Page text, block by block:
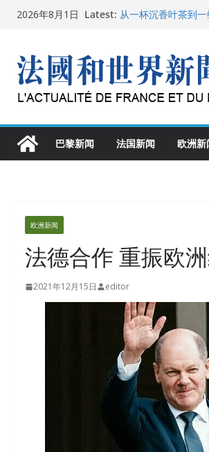
Skip2026年8月1日 Latest: 从一杯沉香叶茶到
广州市沉香协会会长
菲尔兹奖事件：王虹
“没有空调的欧洲”：
巴黎新闻 法国新闻 欧洲新
欧洲新闻
法德合作 重振欧
2021年12月15日 editor